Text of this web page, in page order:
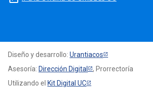
Diseño y desarrollo: Urantiacos
Asesoría: Dirección Digital
, Prorrectoría
Utilizando el Kit Digital UC